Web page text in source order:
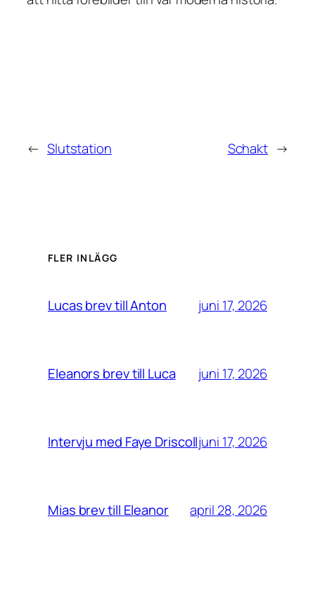
← Slutstation Schakt →
FLER INLÄGG
Lucas brev till Anton juni 17, 2026
Eleanors brev till Luca juni 17, 2026
Intervju med Faye Driscolljuni 17, 2026
Mias brev till Eleanor april 28, 2026